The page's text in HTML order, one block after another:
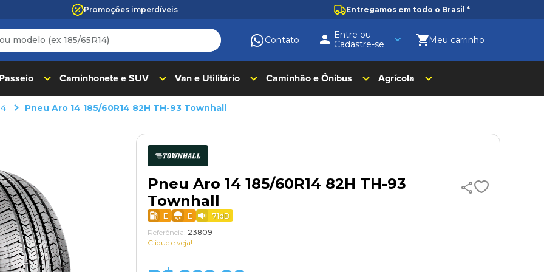
Promoções imperdíveis Entregamos em todo o Brasil *
(ex 185/65R14)
Contato
Entre ou
Cadastre-se
Caminhonete e SUV Van e Utilitário Caminhão e Ônibus Agrícola
Pneu Aro 14 185/60R14 82H TH-93 Townhall
Pneu Aro 14 185/60R14 82H TH-93
Townhall
E E 71dB
Referência: 23809
Clique e veja!